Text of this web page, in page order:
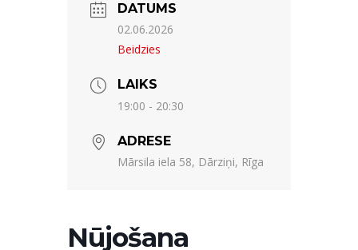
DATUMS
02.06.2026
Beidzies
LAIKS
19:00 - 20:30
ADRESE
Mārsila iela 58, Dārziņi, Rīga
Nūjošana